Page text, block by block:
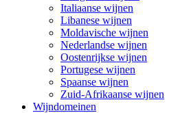
Italiaanse wijnen
Libanese wijnen
Moldavische wijnen
Nederlandse wijnen
Oostenrijkse wijnen
Portugese wijnen
Spaanse wijnen
Zuid-Afrikaanse wijnen
Wijndomeinen